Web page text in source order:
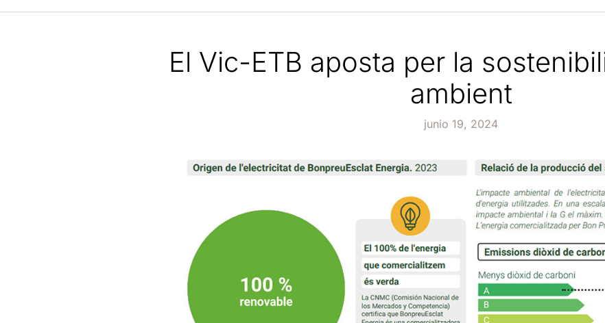
El Vic-ETB aposta per la
ambient
junio 19, 2024